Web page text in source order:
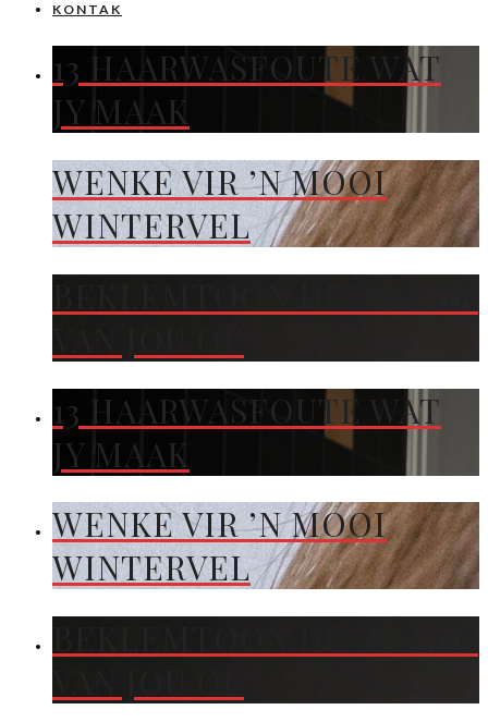
KONTAK
13 HAARWASFOUTE WAT
JY MAAK
WENKE VIR ’N MOOI
WINTERVEL
13 HAARWASFOUTE WAT
JY MAAK
WENKE VIR ’N MOOI
WINTERVEL